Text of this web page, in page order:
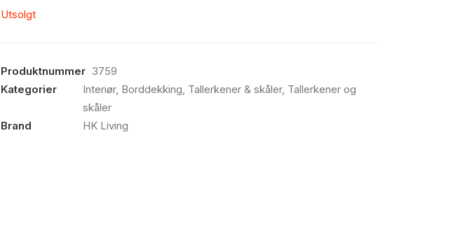
Utsolgt
Produktnummer 3759
Kategorier
Interiør, Borddekking, Tallerkener & skåler, Tallerkener og
skåler
Brand
HK Living